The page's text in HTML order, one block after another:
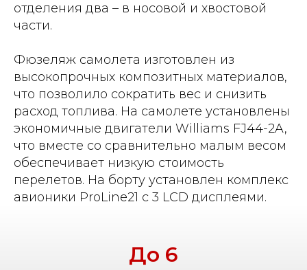
отделения два – в носовой и хвостовой
части.
Фюзеляж самолета изготовлен из
высокопрочных композитных материалов,
что позволило сократить вес и снизить
расход топлива. На самолете установлены
экономичные двигатели Williams FJ44-2A,
что вместе со сравнительно малым весом
обеспечивает низкую стоимость
перелетов. На борту установлен комплекс
авионики ProLine21 с 3 LCD дисплеями.
До 6